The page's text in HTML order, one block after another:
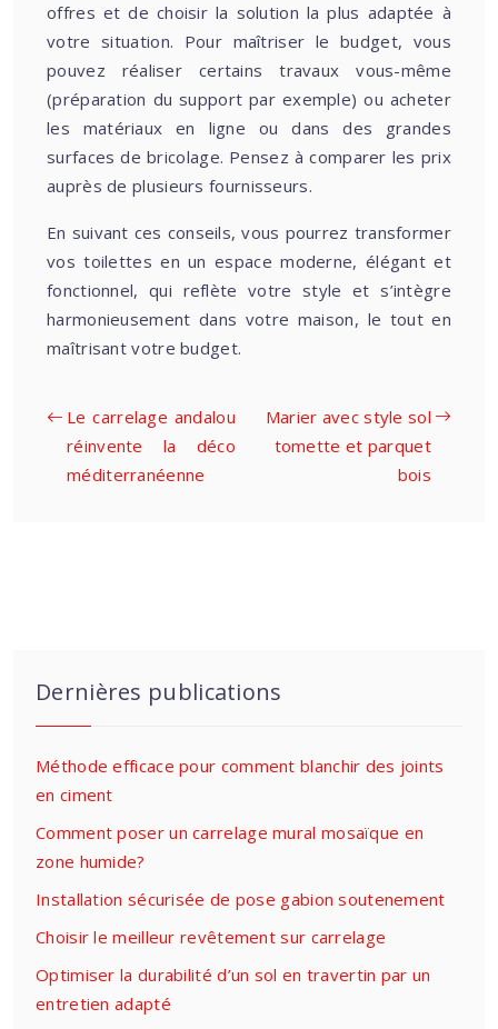
offres et de choisir la solution la plus adaptée à
votre situation. Pour maîtriser le budget, vous
pouvez réaliser certains travaux vous-même
(préparation du support par exemple) ou acheter
les matériaux en ligne ou dans des grandes
surfaces de bricolage. Pensez à comparer les prix
auprès de plusieurs fournisseurs.
En suivant ces conseils, vous pourrez transformer
vos toilettes en un espace moderne, élégant et
fonctionnel, qui reflète votre style et s’intègre
harmonieusement dans votre maison, le tout en
maîtrisant votre budget.
Le carrelage andalou
réinvente la déco
méditerranéenne
Marier avec style sol
tomette et parquet
bois
Dernières publications
Méthode efficace pour comment blanchir des joints
en ciment
Comment poser un carrelage mural mosaïque en
zone humide?
Installation sécurisée de pose gabion soutenement
Choisir le meilleur revêtement sur carrelage
Optimiser la durabilité d’un sol en travertin par un
entretien adapté